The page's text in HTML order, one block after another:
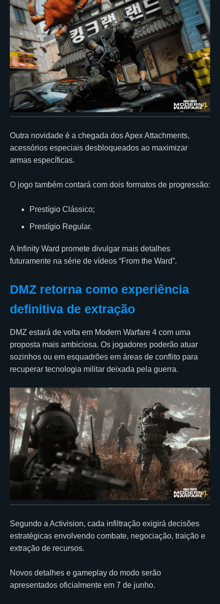
Outra novidade é a chegada dos Apex Attachments,
acessórios especiais desbloqueados ao maximizar
armas específicas.
O jogo também contará com dois formatos de progressão:
Prestígio Clássico;
Prestígio Regular.
A Infinity Ward promete divulgar mais detalhes
futuramente na série de vídeos “From the Ward”.
DMZ retorna como experiência
definitiva de extração
DMZ estará de volta em Modern Warfare 4 com uma
proposta mais ambiciosa. Os jogadores poderão atuar
sozinhos ou em esquadrões em áreas de conflito para
recuperar tecnologia militar deixada pela guerra.
Segundo a Activision, cada infiltração exigirá decisões
estratégicas envolvendo combate, negociação, traição e
extração de recursos.
Novos detalhes e gameplay do modo serão
apresentados oficialmente em 7 de junho.